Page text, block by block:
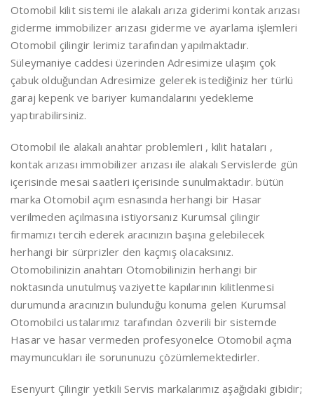
Otomobil kilit sistemi ile alakalı arıza giderimi kontak arızası
giderme immobilizer arızası giderme ve ayarlama işlemleri
Otomobil çilingir lerimiz tarafından yapılmaktadır.
Süleymaniye caddesi üzerinden Adresimize ulaşım çok
çabuk olduğundan Adresimize gelerek istediğiniz her türlü
garaj kepenk ve bariyer kumandalarını yedekleme
yaptırabilirsiniz.
Otomobil ile alakalı anahtar problemleri , kilit hataları ,
kontak arızası immobilizer arızası ile alakalı Servislerde gün
içerisinde mesai saatleri içerisinde sunulmaktadır. bütün
marka Otomobil açım esnasında herhangi bir Hasar
verilmeden açılmasına istiyorsanız Kurumsal çilingir
firmamızı tercih ederek aracınızın başına gelebilecek
herhangi bir sürprizler den kaçmış olacaksınız.
Otomobilinizin anahtarı Otomobilinizin herhangi bir
noktasında unutulmuş vaziyette kapılarının kilitlenmesi
durumunda aracınızın bulunduğu konuma gelen Kurumsal
Otomobilci ustalarımız tarafından özverili bir sistemde
Hasar ve hasar vermeden profesyonelce Otomobil açma
maymuncukları ile sorununuzu çözümlemektedirler.
Esenyurt Çilingir yetkili Servis markalarımız aşağıdaki gibidir;